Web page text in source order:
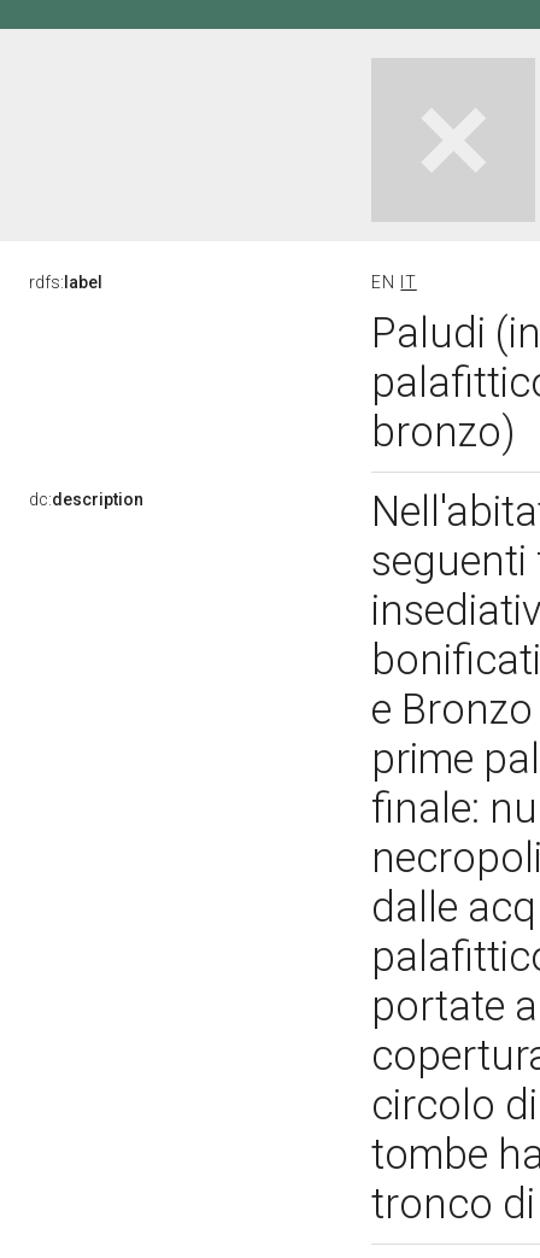
rdfs: label EN IT
Paludi
bronzo)
dc:description
seguenti
e
prime
finale:
dalle
portate
circolo
tombe
tronco